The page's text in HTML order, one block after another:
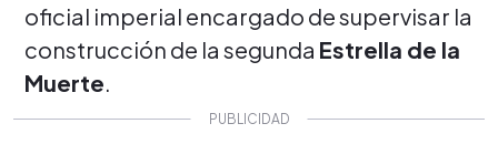
oficial imperial encargado de supervisar la
construcción de la segunda Estrella de la
Muerte.